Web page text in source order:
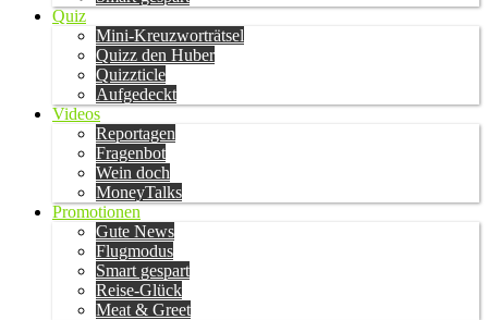
Quiz
Mini-Kreuzworträtsel
Quizz den Huber
Quizzticle
Aufgedeckt
Videos
Reportagen
Fragenbot
Wein doch
MoneyTalks
Promotionen
Gute News
Flugmodus
Smart gespart
Reise-Glück
Meat & Greet